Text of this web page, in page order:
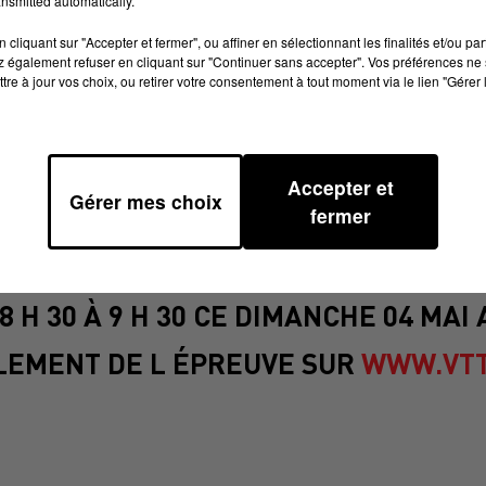
LA 27E PRINTANIERE À MAZAMET
PÉDESTRE DE 6 A 12 KM
VÉTÉTISTES INSCRITS ,
H 30 À 9 H 30 CE DIMANCHE 04 MAI
DE L ÉPREUVE SUR
cliquant sur "Accepter et fermer", ou affiner en sélectionnant les finalités et/ou
également refuser en cliquant sur "Continuer sans accepter". Vos préférences
à jour vos choix, ou retirer votre consentement à tout moment via le lien
Gérer mes choix
Accepter et
fermer